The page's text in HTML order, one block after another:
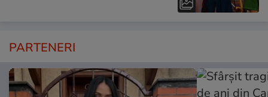
PARTENERI